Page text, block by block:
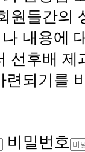
원들간의
내용에
선후배
련되기를
비밀번호